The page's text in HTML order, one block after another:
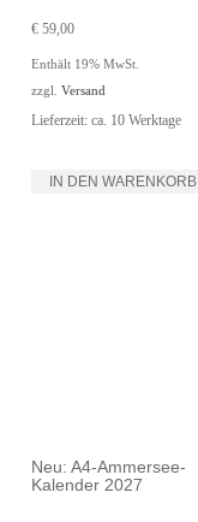
€ 59,00
Enthält 19% MwSt.
zzgl.Versand
Lieferzeit: ca. 10 Werktage
IN DEN WARENKORB
Neu: A4-Ammersee-
Kalender 2027